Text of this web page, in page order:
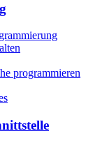
programmieren